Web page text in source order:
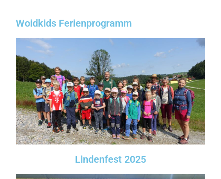
Woidkids Ferienprogramm
Lindenfest 2025